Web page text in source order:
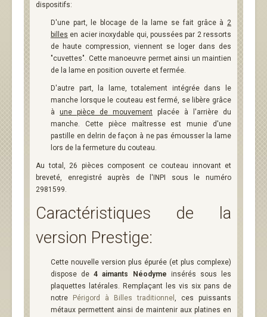
dispositifs:
D'une part, le blocage de la lame se fait grâce à 2
billes en acier inoxydable qui, poussées par 2 ressorts
de haute compression, viennent se loger dans des
"cuvettes". Cette manoeuvre permet ainsi un maintien
de la lame en position ouverte et fermée.
D'autre part, la lame, totalement intégrée dans le
manche lorsque le couteau est fermé, se libère grâce
à une pièce de mouvement placée à l'arrière du
manche. Cette pièce maîtresse est munie d'une
pastille en delrin de façon à ne pas émousser la lame
lors de la fermeture du couteau.
Au total, 26 pièces composent ce couteau innovant et
breveté, enregistré auprès de l'INPI sous le numéro
2981599.
Caractéristiques de la
version Prestige:
Cette nouvelle version plus épurée (et plus complexe)
dispose de4 aimants Néodyme insérés sous les
plaquettes latérales. Remplaçant les vis six pans de
notre
Périgord à Billes traditionnel , ces puissants
métaux permettent ainsi de maintenir aux platines en